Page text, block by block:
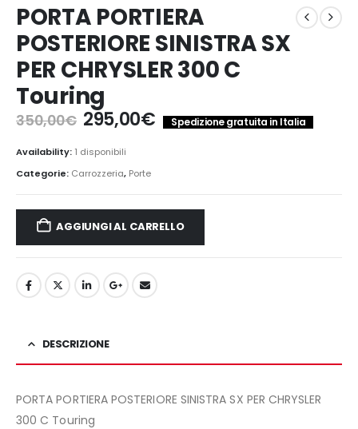
PORTA PORTIERA
POSTERIORE SINISTRA SX
PER CHRYSLER 300 C
Touring
350,00€ Il
prezzo
originale
era:
350,00€.
295,00€Il
prezzo
295,00€.
Spedizione gratuita in Italia
Availability: 1 disponibili
Categorie: Carrozzeria, Porte
AGGIUNGI AL CARRELLO
DESCRIZIONE
PORTA PORTIERA POSTERIORE SINISTRA SX PER CHRYSLER
300 C Touring